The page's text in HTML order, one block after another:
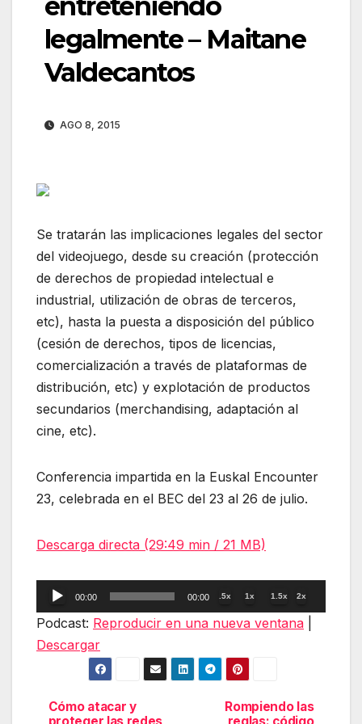
entreteniendo
legalmente – Maitane
Valdecantos
AGO 8, 2015
Se tratarán las implicaciones legales del sector
del videojuego, desde su creación (protección
de derechos de propiedad intelectual e
industrial, utilización de obras de terceros,
etc), hasta la puesta a disposición del público
(cesión de derechos, tipos de licencias,
comercialización a través de plataformas de
distribución, etc) y explotación de productos
secundarios (merchandising, adaptación al
cine, etc).
Conferencia impartida en la Euskal Encounter
23, celebrada en el BEC del 23 al 26 de julio.
Descarga directa (29:49 min / 21 MB)
Reproductor
de
00:00 00:00 .5x 1x 1.5x 2x
Podcast: Reproducir en una nueva ventana
Descargar
Navegación
Rompiendo las
Cómo atacar y